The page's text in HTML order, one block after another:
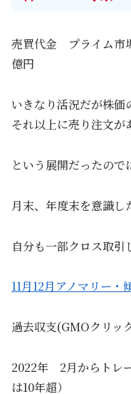
売買代金 プライム市
億円
いきなり活況だが株
それ以上に売り注文が
という展開だったので
月末、年度末を意識し
自分も一部クロス取引
11月12月アノマリー・
過去収支(GMOクリッ
2022年 2月からトレ
は10年超）